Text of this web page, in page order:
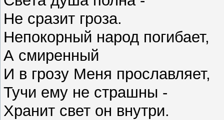
Не сразит гроза.
Непокорный народ погибает,
А смиренный
И в грозу Меня прославляет,
Тучи ему не страшны -
Хранит свет он внутри.